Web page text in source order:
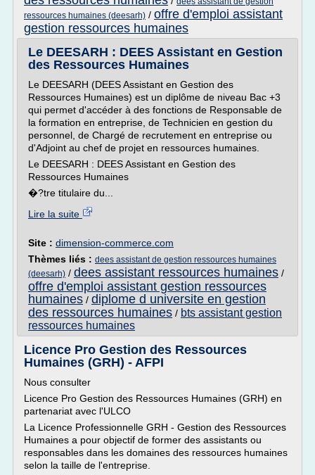
ressources humaines (deesarh) / offre d'emploi assistant
gestion ressources humaines
Le DEESARH : DEES Assistant en Gestion
des Ressources Humaines
Le DEESARH (DEES Assistant en Gestion des
Ressources Humaines) est un diplôme de niveau Bac +3
qui permet d'accéder à des fonctions de Responsable de
la formation en entreprise, de Technicien en gestion du
personnel, de Chargé de recrutement en entreprise ou
d'Adjoint au chef de projet en ressources humaines.
Le DEESARH : DEES Assistant en Gestion des
Ressources Humaines
�?tre titulaire du...
Lire la suite
Site : dimension-commerce.com
Thèmes liés : dees assistant de gestion ressources humaines
(deesarh) / dees assistant ressources humaines /
offre d'emploi assistant gestion ressources
humaines / diplome d universite en gestion
des ressources humaines / bts assistant gestion
ressources humaines
Licence Pro Gestion des Ressources
Humaines (GRH) - AFPI
Nous consulter
Licence Pro Gestion des Ressources Humaines (GRH) en
partenariat avec l'ULCO
La Licence Professionnelle GRH - Gestion des Ressources
Humaines a pour objectif de former des assistants ou
responsables dans les domaines des ressources humaines
selon la taille de l'entreprise.